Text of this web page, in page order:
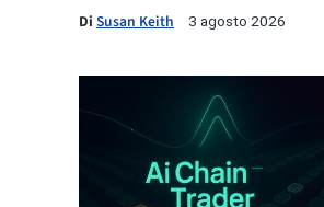
Di Susan Keith 3 agosto 2026